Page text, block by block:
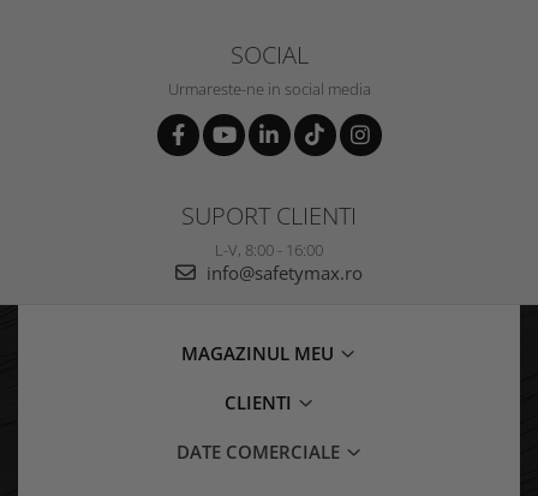
SOCIAL
Urmareste-ne in social media
SUPORT CLIENTI
L-V, 8:00 - 16:00
info@safetymax.ro
MAGAZINUL MEU
CLIENTI
DATE COMERCIALE